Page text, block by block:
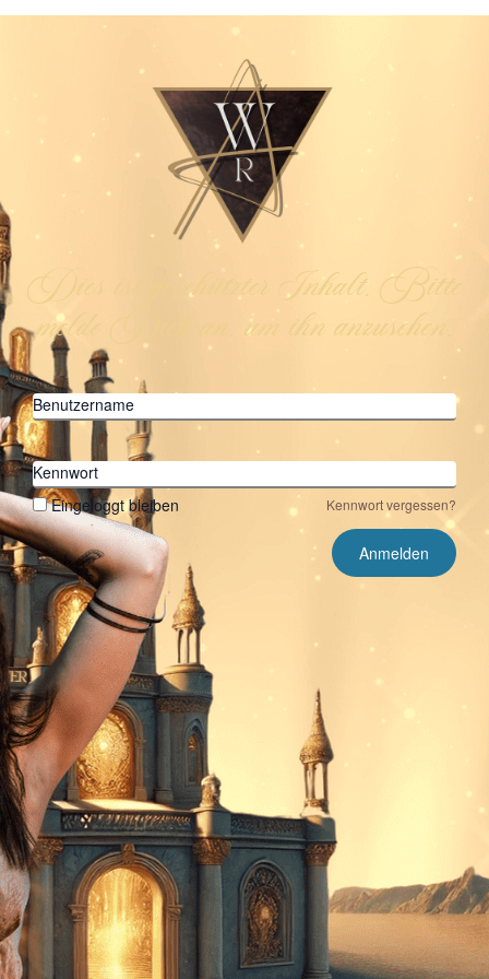
Dies ist geschützter Inhalt. Bitte
melde Dich an, um ihn anzusehen.
Benutzername
Kennwort
Eingeloggt bleiben
Kennwort vergessen?